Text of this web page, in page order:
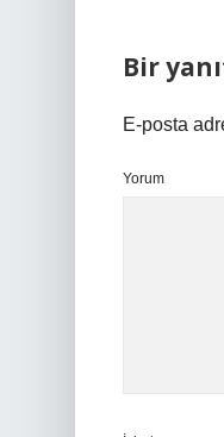
Bir
E-posta
Yorum